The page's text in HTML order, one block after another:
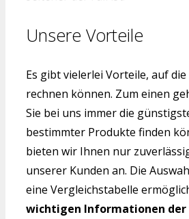
Unsere Vorteile
Es gibt vielerlei Vorteile, auf die
rechnen können. Zum einen
Sie bei uns immer die
bestimmter Produkte finden
bieten wir Ihnen nur
unserer Kunden an. Die
eine Vergleichstabelle
wichtigen Informationen der